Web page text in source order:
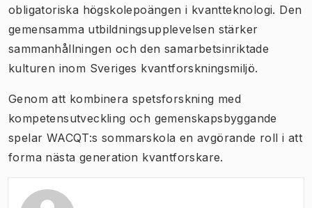
obligatoriska högskolepoängen i kvantteknologi. Den
gemensamma utbildningsupplevelsen stärker
sammanhållningen och den samarbetsinriktade
kulturen inom Sveriges kvantforskningsmiljö.
Genom att kombinera spetsforskning med
kompetensutveckling och gemenskapsbyggande
spelar WACQT:s sommarskola en avgörande roll i att
forma nästa generation kvantforskare.